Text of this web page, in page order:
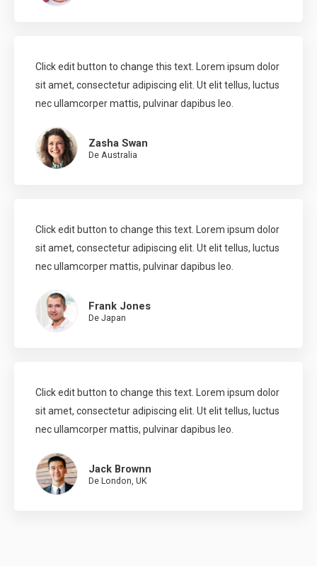
Click edit button to change this text. Lorem ipsum dolor
sit amet, consectetur adipiscing elit. Ut elit tellus, luctus
nec ullamcorper mattis, pulvinar dapibus leo.
Zasha Swan
De Australia
Click edit button to change this text. Lorem ipsum dolor
sit amet, consectetur adipiscing elit. Ut elit tellus, luctus
nec ullamcorper mattis, pulvinar dapibus leo.
Frank Jones
De Japan
Click edit button to change this text. Lorem ipsum dolor
sit amet, consectetur adipiscing elit. Ut elit tellus, luctus
nec ullamcorper mattis, pulvinar dapibus leo.
Jack Brownn
De London, UK